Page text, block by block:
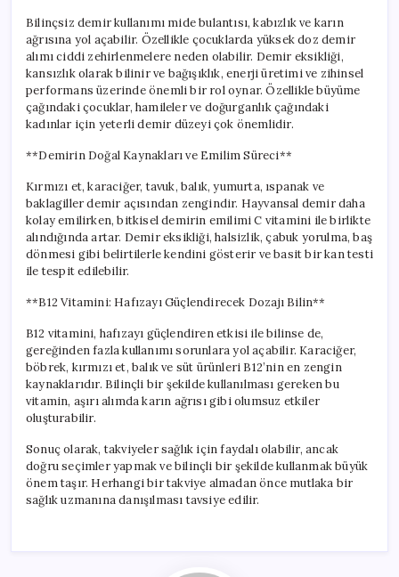
Bilinçsiz demir kullanımı mide bulantısı, kabızlık ve karın
ağrısına yol açabilir. Özellikle çocuklarda yüksek doz demir
alımı ciddi zehirlenmelere neden olabilir. Demir eksikliği,
kansızlık olarak bilinir ve bağışıklık, enerji üretimi ve zihinsel
performans üzerinde önemli bir rol oynar. Özellikle büyüme
çağındaki çocuklar, hamileler ve doğurganlık çağındaki
kadınlar için yeterli demir düzeyi çok önemlidir.
**Demirin Doğal Kaynakları ve Emilim Süreci**
Kırmızı et, karaciğer, tavuk, balık, yumurta, ıspanak ve
baklagiller demir açısından zengindir. Hayvansal demir daha
kolay emilirken, bitkisel demirin emilimi C vitamini ile birlikte
alındığında artar. Demir eksikliği, halsizlik, çabuk yorulma, baş
dönmesi gibi belirtilerle kendini gösterir ve basit bir kan testi
ile tespit edilebilir.
**B12 Vitamini: Hafızayı Güçlendirecek Dozajı Bilin**
B12 vitamini, hafızayı güçlendiren etkisi ile bilinse de,
gereğinden fazla kullanımı sorunlara yol açabilir. Karaciğer,
böbrek, kırmızı et, balık ve süt ürünleri B12’nin en zengin
kaynaklarıdır. Bilinçli bir şekilde kullanılması gereken bu
vitamin, aşırı alımda karın ağrısı gibi olumsuz etkiler
oluşturabilir.
Sonuç olarak, takviyeler sağlık için faydalı olabilir, ancak
doğru seçimler yapmak ve bilinçli bir şekilde kullanmak büyük
önem taşır. Herhangi bir takviye almadan önce mutlaka bir
sağlık uzmanına danışılması tavsiye edilir.